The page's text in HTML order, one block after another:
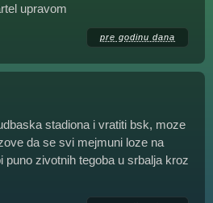
upravom
pre godinu dana
stadiona i vratiti bsk, moze
da se svi mejmuni loze na
puno zivotnih tegoba u srbalja kroz